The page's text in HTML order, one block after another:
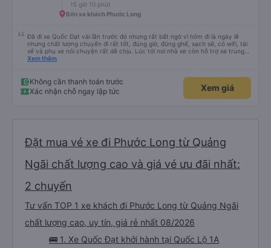
15 giờ 10 phút
Bến xe khách Phước Long
Đã đi xe Quốc Đạt vài lần trước đó nhưng rất bất ngờ vì hôm đi là ngày lễ
nhưng chất lượng chuyến đi rất tốt, đúng giờ, đúng ghế, sạch sẽ, có wifi, tài
xế và phụ xe nói chuyện rất dễ chịu. Lúc tới nơi nhà xe còn hỗ trợ xe trung
chuyển tới tận nhà. 10đ cho nhà xe, hy vọng nhà xe duy trì được chất lượng
Xem thêm
Không cần thanh toán trước
Xác nhận chỗ ngay lập tức
Xem giá
Đặt mua vé xe đi Phước Long từ Quảng
Ngãi chất lượng cao và giá vé ưu đãi nhất:
2 chuyến
Tư vấn TOP 1 xe khách đi Phước Long từ Quảng Ngãi
chất lượng cao, uy tín, giá rẻ nhất 08/2026
🚌 1. Xe Quốc Đạt khởi hành tại Quốc Lộ 1A